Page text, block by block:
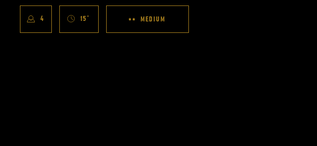
4 15' MEDIUM